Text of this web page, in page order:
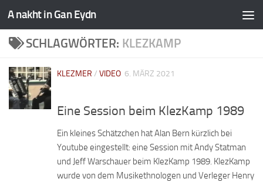
A nakht in Gan Eydn
SCHLAGWÖRTER: KLEZKAMP
KLEZMER / VIDEO 6. MÄRZ 2021
Eine Session beim KlezKamp 1989
Ein kleines Schätzchen hat Alan Bern kürzlich bei
Youtube eingestellt: eine Session mit Andy Statman
und Jeff Warschauer beim KlezKamp 1989. KlezKamp
wurde von dem Musikethnologen und Verleger Henry